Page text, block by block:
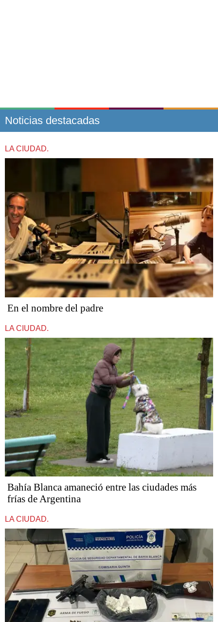
Noticias destacadas
LA CIUDAD.
En el nombre del padre
LA CIUDAD.
Bahía Blanca amaneció entre las ciudades más
frías de Argentina
LA CIUDAD.